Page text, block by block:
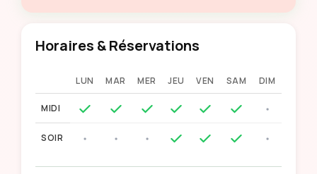
Horaires & Réservations
LUN MAR MER JEU VEN SAM DIM
MIDI
SOIR